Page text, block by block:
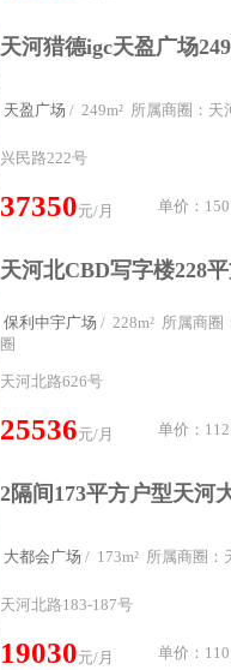
天盈广场 / 249m² 所属商圈：天
兴民路222号
37350元/月 单价：150
保利中宇广场 / 228m² 所属商圈
圈
天河北路626号
25536元/月 单价：112
大都会广场 / 173m² 所属商圈：
天河北路183-187号
19030元/月 单价：110